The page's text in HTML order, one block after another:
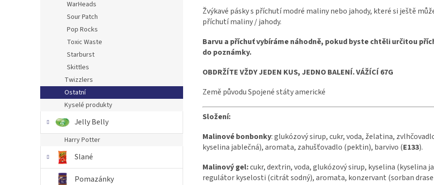
WarHeads
Sour Patch
Pop Rocks
Toxic Waste
Starburst
Skittles
Twizzlers
Ostatní
Kyselé produkty
Jelly Belly
Harry Potter
Slané
Pomazánky
Žvýkavé pásky s příchutí modré maliny nebo jahody, které si ještě
příchutí maliny / jahody.
Barvu a příchuť vybíráme náhodně, pokud byste chtěli určitou
do poznámky.
OBDRŽÍTE VŽDY JEDEN KUS, JEDNO BALENÍ. VÁŽÍCÍ 67G
Země původu Spojené státy americké
Složení:
Malinové bonbonky: glukózový sirup, cukr, voda, želatina,
kyselina jablečná), aromata, zahušťovadlo (pektin), barvivo (E133).
Malinový gel:cukr, dextrin, voda, glukózový sirup, kyselina (kyselina
regulátor kyselosti (citrát sodný), aromata, konzervant (sorban